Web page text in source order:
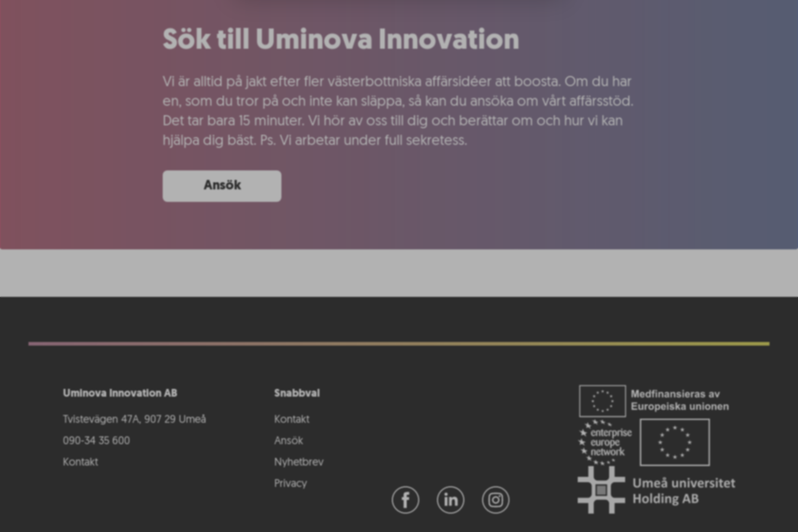
Sök till Uminova Innovation
Vi är alltid på jakt efter fler västerbottniska affärsidéer att boosta. Om du har
en, som du tror på och inte kan släppa, så kan du ansöka om vårt affärsstöd.
Det tar bara 15 minuter. Vi hör av oss till dig och berättar om och hur vi kan
hjälpa dig bäst. Ps. Vi arbetar under full sekretess.
Ansök
Uminova Innovation AB
Tvistevägen 47A, 907 29 Umeå
090-34 35 600
Kontakt
Snabbval
Kontakt
Ansök
Nyhetbrev
Privacy